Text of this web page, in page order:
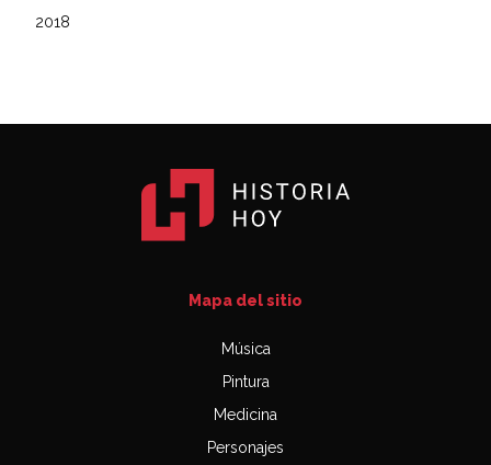
2018
Mapa del sitio
Música
Pintura
Medicina
Personajes